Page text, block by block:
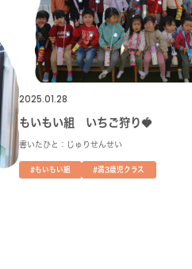
2025.01.28
もいもい組 いちご狩り🍓
書いたひと：じゅりせんせい
#もいもい組 #満3歳児クラス